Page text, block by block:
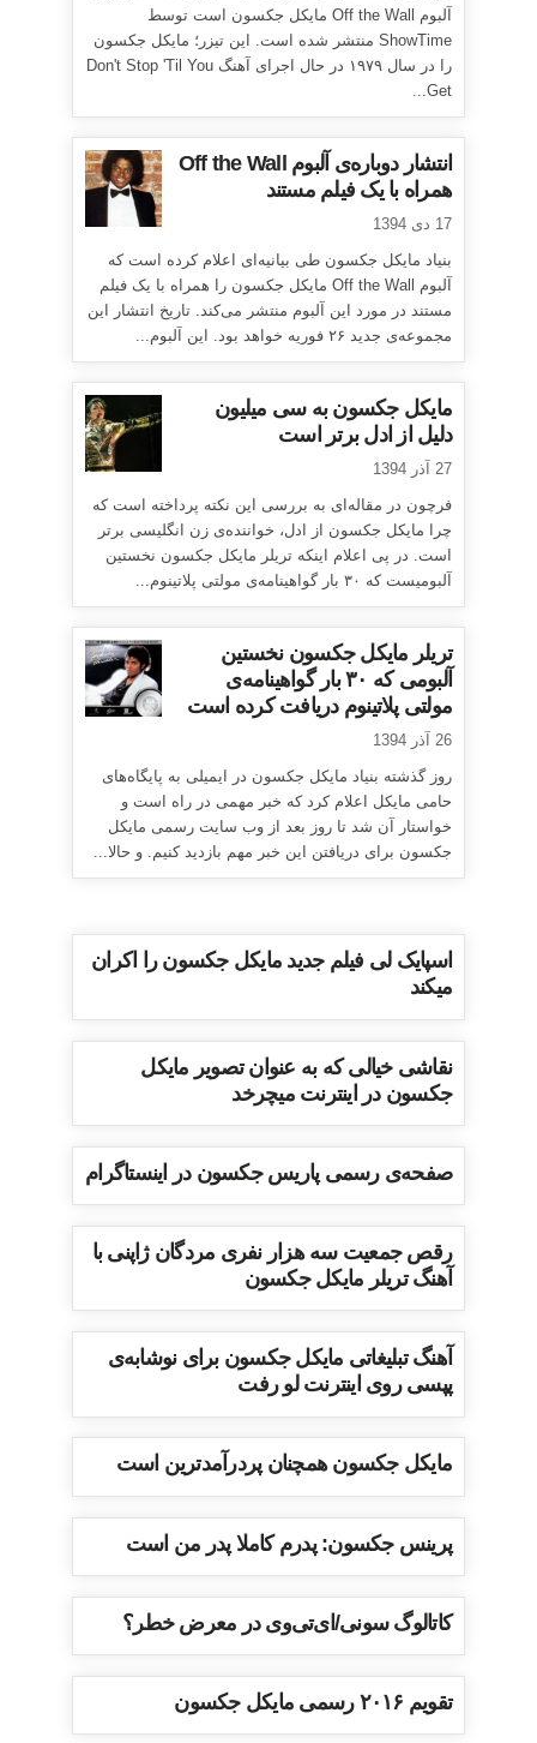
آلبوم Off the Wall مایکل جکسون است توسط
ShowTime منتشر شده است. این تیزر؛ مایکل جکسون
را در سال ۱۹۷۹ در حال اجرای آهنگ Don't Stop 'Til You
Get...
انتشار دوباره‌ی آلبوم Off the Wall
همراه با یک فیلم مستند
17 دی 1394
بنیاد مایکل جکسون طی بیانیه‌ای اعلام کرده است که
آلبوم Off the Wall مایکل جکسون را همراه با یک فیلم
مستند در مورد این آلبوم منتشر می‌کند. تاریخ انتشار این
مجموعه‌ی جدید ۲۶ فوریه خواهد بود. این آلبوم...
مایکل جکسون به سی میلیون
دلیل از ادل برتر است
27 آذر 1394
فرچون در مقاله‌ای به بررسی این نکته پرداخته است که
چرا مایکل جکسون از ادل، خواننده‌ی زن انگلیسی برتر
است. در پی اعلام اینکه تریلر مایکل جکسون نخستین
آلبومیست که ۳۰ بار گواهینامه‌ی مولتی پلاتینوم...
تریلر مایکل جکسون نخستین
آلبومی که ۳۰ بار گواهینامه‌ی
مولتی پلاتینوم دریافت کرده است
26 آذر 1394
روز گذشته بنیاد مایکل جکسون در ایمیلی به پایگاه‌های
حامی مایکل اعلام کرد که خبر مهمی در راه است و
خواستار آن شد تا روز بعد از وب سایت رسمی مایکل
جکسون برای دریافتن این خبر مهم بازدید کنیم. و حالا...
اسپایک لی فیلم جدید مایکل جکسون را اکران
میکند
نقاشی خیالی که به عنوان تصویر مایکل
جکسون در اینترنت میچرخد
صفحه‌ی رسمی پاریس جکسون در اینستاگرام
رقص جمعیت سه هزار نفری مردگان ژاپنی با
آهنگ تریلر مایکل جکسون
آهنگ تبلیغاتی مایکل جکسون برای نوشابه‌ی
پپسی روی اینترنت لو رفت
مایکل جکسون همچنان پردرآمدترین است
پرینس جکسون: پدرم کاملا پدر من است
کاتالوگ سونی/ای‌تی‌وی در معرض خطر؟
تقویم ۲۰۱۶ رسمی مایکل جکسون